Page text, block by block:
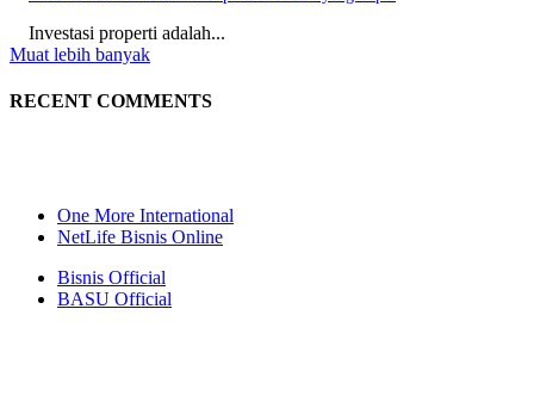
Investasi properti adalah...
Muat lebih banyak
RECENT COMMENTS
One More International
NetLife Bisnis Online
Bisnis Official
BASU Official